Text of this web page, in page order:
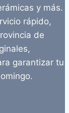
y más.
rápido,
de
garantizar tu